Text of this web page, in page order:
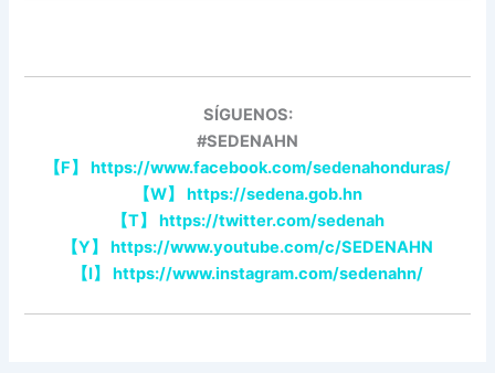
SÍGUENOS:
#SEDENAHN
【F】
https://www.facebook.com/sedenahonduras/
【W】
https://sedena.gob.hn
【T】
https://twitter.com/sedenah
【Y】
https://www.youtube.com/c/SEDENAHN
【I】 https://www.instagram.com/sedenahn/